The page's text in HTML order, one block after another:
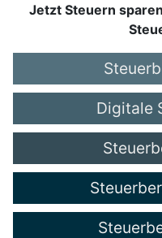
Jetzt Steuern
Digitale